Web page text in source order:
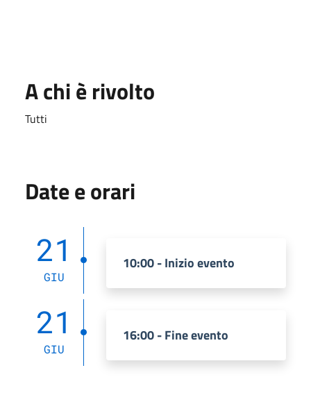
A chi è rivolto
Tutti
Date e orari
21
GIU
10:00 - Inizio evento
21
GIU
16:00 - Fine evento